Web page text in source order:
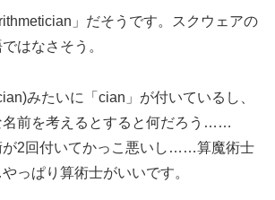
」だそうです。スクウェアの
はなさそう。
みたいに「cian」が付いているし、
名前を考えるとすると何だろう……
が2回付いてかっこ悪いし……算魔術士
っぱり算術士がいいです。